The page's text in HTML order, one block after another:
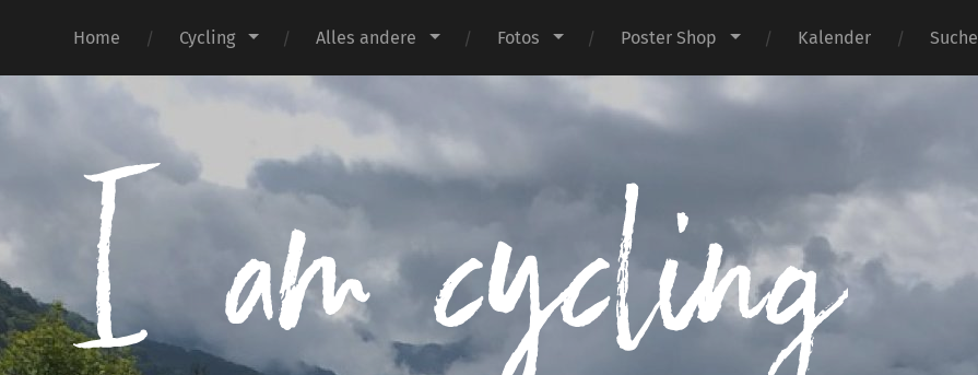
Home Cycling Alles andere Fotos Poster Shop Kalender Suche